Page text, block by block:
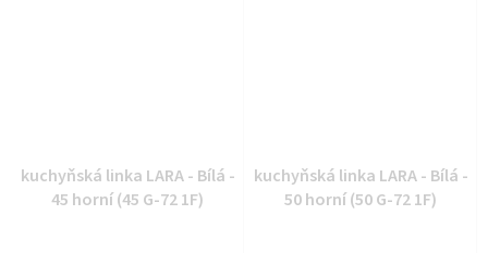
kuchyňská linka LARA - Bílá -
45 horní (45 G-72 1F)
kuchyňská linka LARA - Bílá -
50 horní (50 G-72 1F)